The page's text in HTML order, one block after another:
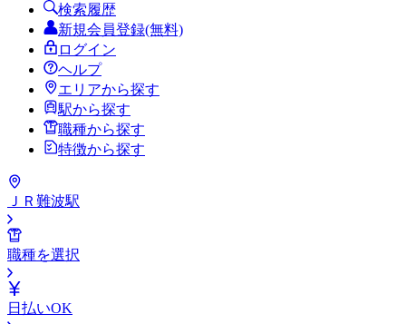
検索履歴
新規会員登録(無料)
ログイン
ヘルプ
エリアから探す
駅から探す
職種から探す
特徴から探す
ＪＲ難波駅
職種を選択
日払いOK